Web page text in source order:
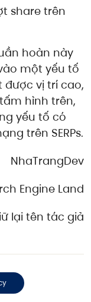
share trên
hoàn này
một yếu tố
được vị trí cao,
hình trên,
yếu tố có
trên SERPs.
NhaTrangDev
Engine Land
lại tên tác giả